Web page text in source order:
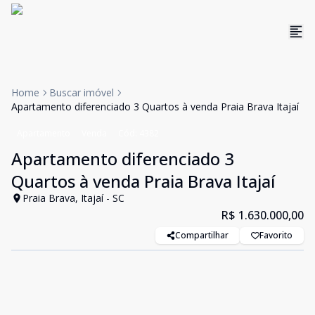
Home
Buscar imóvel
Apartamento diferenciado 3 Quartos à venda Praia Brava Itajaí
Apartamento diferenciado 3
Quartos à venda Praia Brava Itajaí
Praia Brava, Itajaí - SC
R$ 1.630.000,00
Compartilhar Favorito